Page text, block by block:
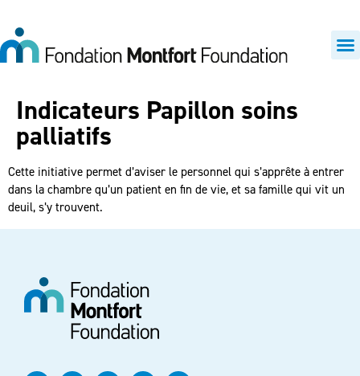
Indicateurs Papillon soins
palliatifs
Cette initiative permet d’aviser le personnel qui s’apprête à entrer
dans la chambre qu’un patient en fin de vie, et sa famille qui vit un
deuil, s’y trouvent.